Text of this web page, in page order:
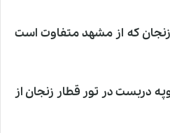
که از مشهد متفاوت است
دربست در تور قطار زنجان از